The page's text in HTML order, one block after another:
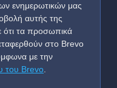
ενημερωτικών μας
αυτής της
ότι τα προσωπικά
στο Brevo
με την
του Brevo